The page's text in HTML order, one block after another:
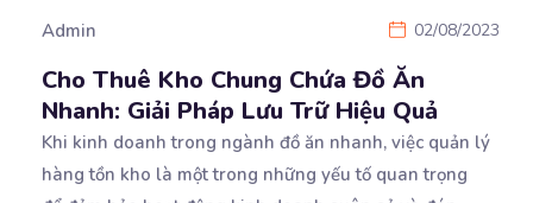
Admin 02/08/2023
Cho Thuê Kho Chung Chứa Đồ Ăn
Nhanh: Giải Pháp Lưu Trữ Hiệu Quả
Khi kinh doanh trong ngành đồ ăn nhanh, việc quản lý
hàng tồn kho là một trong những yếu tố quan trọng